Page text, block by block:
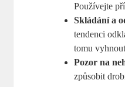
Používejte
Skládání a
tendenci
tomu
Pozor na
způsobit